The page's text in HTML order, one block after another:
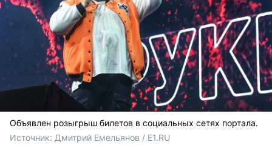
Объявлен розыгрыш билетов в социальных сетях портала.
Источник: Дмитрий Емельянов / E1.RU